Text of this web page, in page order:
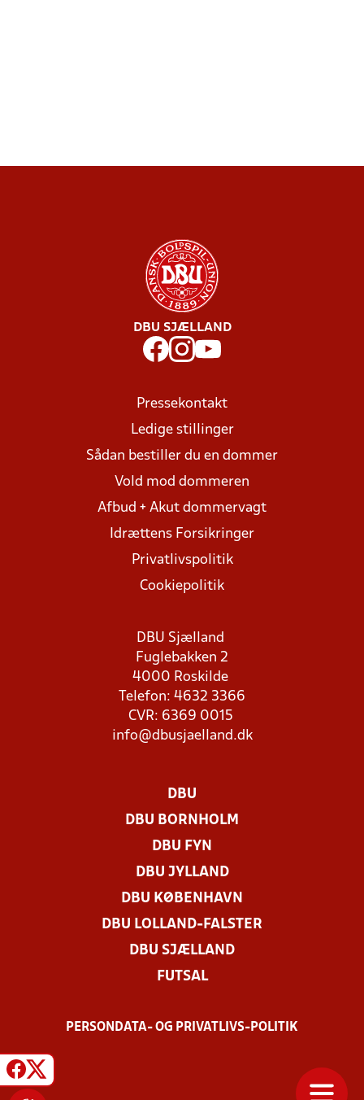
DBU SJÆLLAND
Pressekontakt
Ledige stillinger
Sådan bestiller du en dommer
Vold mod dommeren
Afbud + Akut dommervagt
Idrættens Forsikringer
Privatlivspolitik
Cookiepolitik
DBU Sjælland
Fuglebakken 2
4000 Roskilde
Telefon: 4632 3366
CVR: 6369 0015
info@dbusjaelland.dk
DBU
DBU BORNHOLM
DBU FYN
DBU JYLLAND
DBU KØBENHAVN
DBU LOLLAND-FALSTER
DBU SJÆLLAND
FUTSAL
PERSONDATA- OG PRIVATLIVS-POLITIK